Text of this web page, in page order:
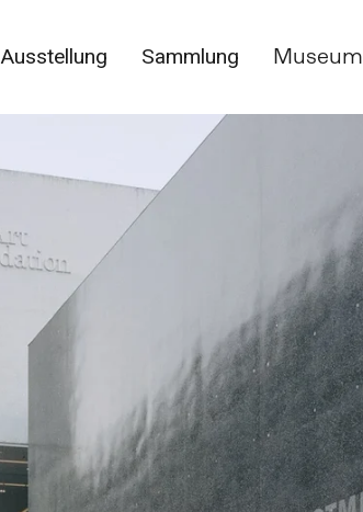
Ausstellung Sammlung Museum